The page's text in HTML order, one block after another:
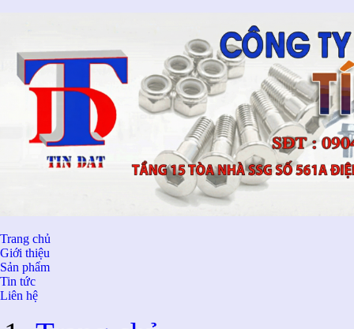
Trang chủ
Giới thiệu
Sản phẩm
Tin tức
Liên hệ